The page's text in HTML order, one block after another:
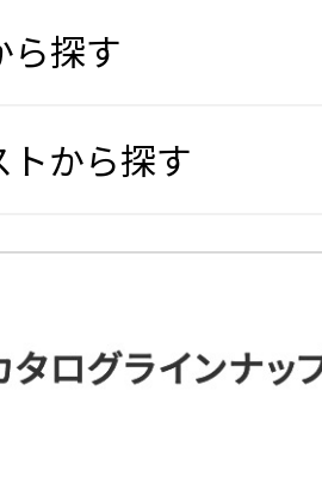
ら探す
から探す